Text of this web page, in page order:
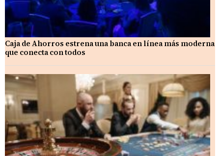
Caja de Ahorros estrena una banca en línea más moderna
que conecta con todos